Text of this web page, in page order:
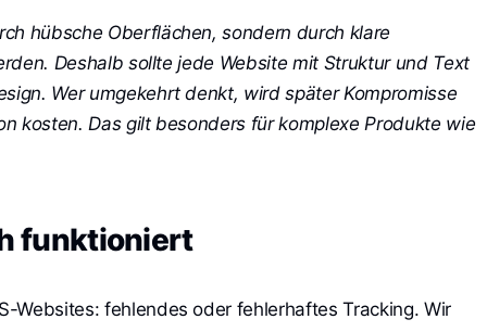
hübsche Oberflächen, sondern durch klare
Deshalb sollte jede Website mit Struktur und Text
Wer umgekehrt denkt, wird später Kompromisse
kosten. Das gilt besonders für komplexe Produkte wie
funktioniert
Websites: fehlendes oder fehlerhaftes Tracking. Wir